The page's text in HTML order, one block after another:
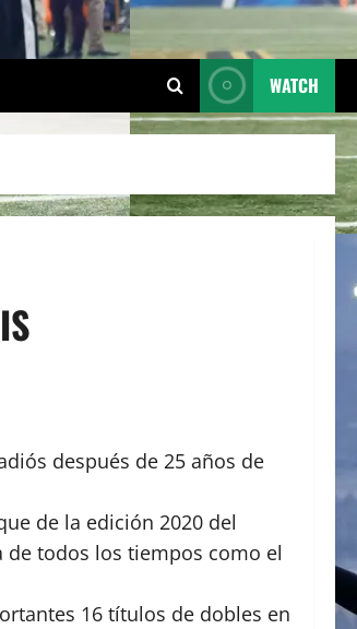
WATCH
después de 25 años de
de la edición 2020 del
todos los tiempos como el
16 títulos de dobles en